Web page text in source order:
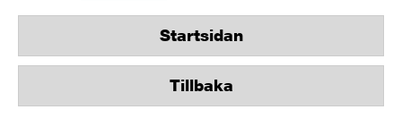
Startsidan
Tillbaka